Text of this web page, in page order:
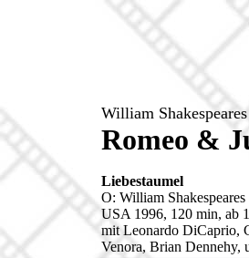
William Shakespeares
Romeo &
Liebestaumel
O: William
USA 1996, 120 min, ab
mit Leonardo DiCaprio,
Venora, Brian Dennehy,